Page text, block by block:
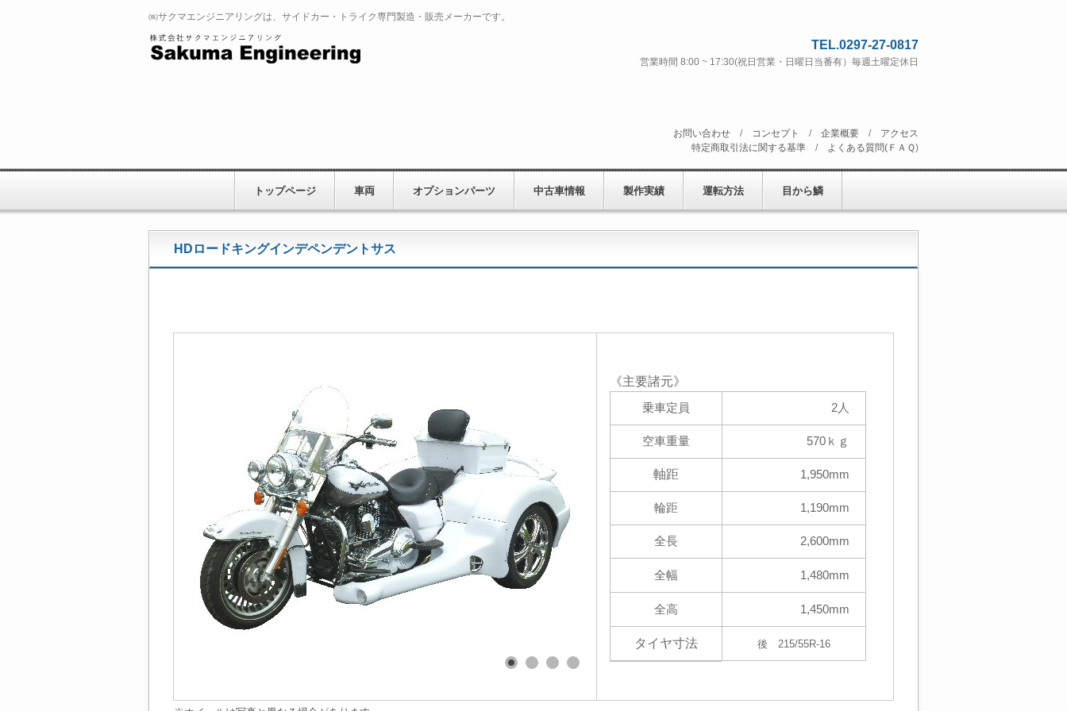
㈱サクマエンジニアリングは、サイドカー・トライク専門製造・販売メーカーです。
TEL.0297-27-0817
営業時間 8:00 ~ 17:30(祝日営業・日曜日当番有）毎週土曜定休日
お問い合わせ / コンセプト / 企業概要 / アクセス
特定商取引法に関する基準 / よくある質問(ＦＡＱ)
トップページ 車両 オプションパーツ 中古車情報 製作実績 運転方法 目から鱗
HDロードキングインデペンデントサス
《主要諸元》
乗車定員
2人
空車重量 570ｋｇ
軸距 1,950mm
輪距 1,190mm
全長 2,600mm
全幅 1,480mm
全高 1,450mm
タイヤ寸法 後 215/55R-16